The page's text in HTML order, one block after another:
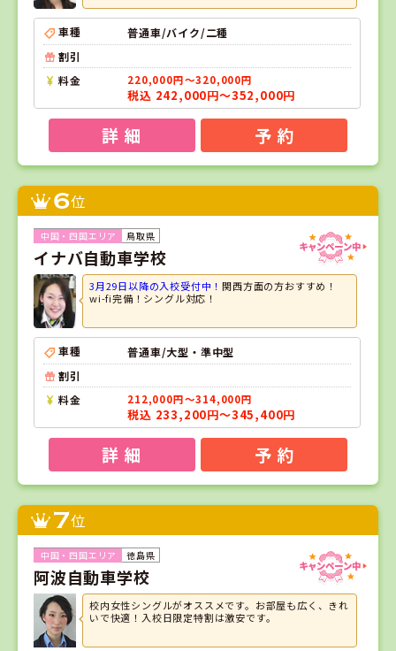
車種
普通車/バイク/二種
割引
料金
220,000円～320,000円
税込 242,000円～352,000円
詳 細 予 約
6位
鳥取県
イナバ自動車学校
3月29日以降の入校受付中！関西方面の方おすすめ！
wi-fi完備！シングル対応！
車種
普通車/大型・準中型
割引
料金
212,000円～314,000円
税込 233,200円～345,400円
詳 細 予 約
7位
徳島県
阿波自動車学校
校内女性シングルがオススメです。お部屋も広く、きれ
いで快適！入校日限定特割は激安です。